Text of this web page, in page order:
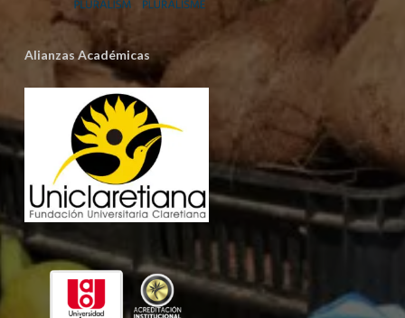
Alianzas Académicas